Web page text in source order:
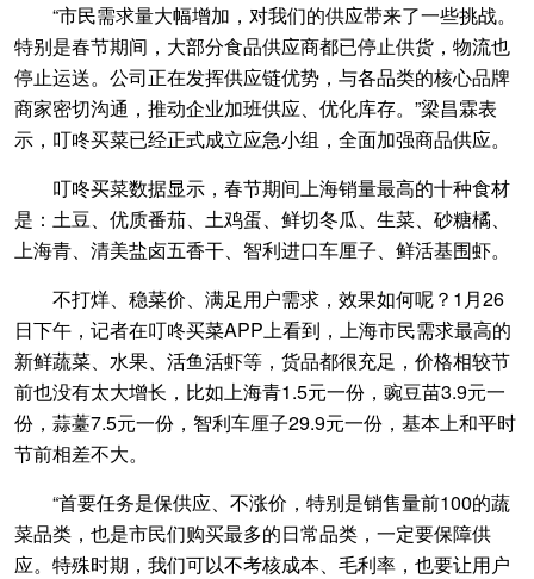
“市民需求量大幅增加，对我们的供应带来了一些挑战。
特别是春节期间，大部分食品供应商都已停止供货，物流也
停止运送。公司正在发挥供应链优势，与各品类的核心品牌
商家密切沟通，推动企业加班供应、优化库存。”梁昌霖表
示，叮咚买菜已经正式成立应急小组，全面加强商品供应。
叮咚买菜数据显示，春节期间上海销量最高的十种食材
是：土豆、优质番茄、土鸡蛋、鲜切冬瓜、生菜、砂糖橘、
上海青、清美盐卤五香干、智利进口车厘子、鲜活基围虾。
不打烊、稳菜价、满足用户需求，效果如何呢？1月26
日下午，记者在叮咚买菜APP上看到，上海市民需求最高的
新鲜蔬菜、水果、活鱼活虾等，货品都很充足，价格相较节
前也没有太大增长，比如上海青1.5元一份，豌豆苗3.9元一
份，蒜薹7.5元一份，智利车厘子29.9元一份，基本上和平时
节前相差不大。
“首要任务是保供应、不涨价，特别是销售量前100的蔬
菜品类，也是市民们购买最多的日常品类，一定要保障供
应。特殊时期，我们可以不考核成本、毛利率，也要让用户